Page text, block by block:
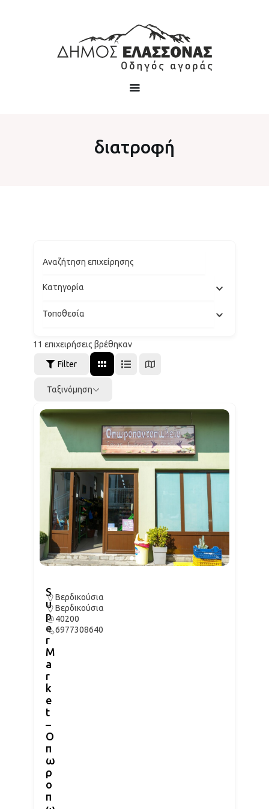
διατροφή
Αναζήτηση επιχείρησης
Κατηγορία
Τοποθεσία
11 επιχειρήσεις βρέθηκαν
Filter
Ταξινόμηση
S
u
p
e
r
M
a
r
k
e
t
–
Ο
π
ω
ρ
ο
π
Βερδικούσια
Βερδικούσια
40200
6977308640